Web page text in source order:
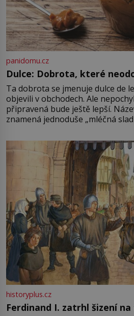
panidomu.cz
Dulce: Dobrota, které
Ta dobrota se jmenuje dulce de
objevili v obchodech. Ale
připravená bude ještě lepší.
znamená jednoduše „mléčná
pře hned několik
Francie, kde se traduje,
historyplus.cz
Ferdinand I. zatrhl šizení